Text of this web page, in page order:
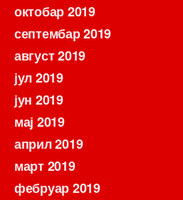
октобар 2019
септембар 2019
август 2019
јул 2019
јун 2019
мај 2019
април 2019
март 2019
фебруар 2019